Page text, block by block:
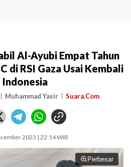
Al-Ayubi Empat Tahun
di RSI Gaza Usai Kembali
Indonesia
Muhammad Yasir Suara.Com
2023 | 22:14 WIB
Perbesar